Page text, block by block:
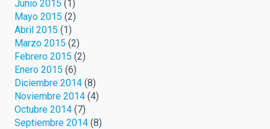
Junio 2015 (1)
Mayo 2015 (2)
Abril 2015 (1)
Marzo 2015 (2)
Febrero 2015 (2)
Enero 2015 (6)
Diciembre 2014 (8)
Noviembre 2014 (4)
Octubre 2014 (7)
Septiembre 2014 (8)